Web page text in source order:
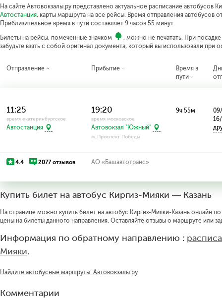
На сайте Автовокзалы.ру представлено актуальное расписание автобусов
Автостанция, карты маршрута на все рейсы. Время отправления автобусов
Приблизительное время в пути составляет 9 часов 55 минут.
Билеты на рейсы, помеченные значком
, можно не печатать. При
забудьте взять с собой оригинал документа, который вы использовали при
Отправление Прибытие
Время в
пути
11:25
время екатеринбургское
Автостанция
19:20
время московское
Автовокзал "Южный"
м. Проспект Победы
9ч 55м
4.4 2077 отзывов АО «Башавтотранс»
Купить билет на автобус Киргиз-Мияки — Казань
На странице можно купить билет на автобус Киргиз-Мияки-Казань онлайн
цены на билеты данного направления. Оставляйте отзывы о маршруте или
Информация по обратному направлению :
Мияки.
Найдите автобусные маршруты: Автовокзалы.ру
Комментарии